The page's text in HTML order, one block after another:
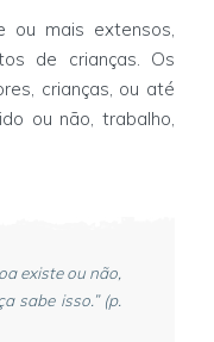
ou mais extensos,
de crianças. Os
crianças, ou até
ou não, trabalho,
existe ou não,
sabe isso.” (p.